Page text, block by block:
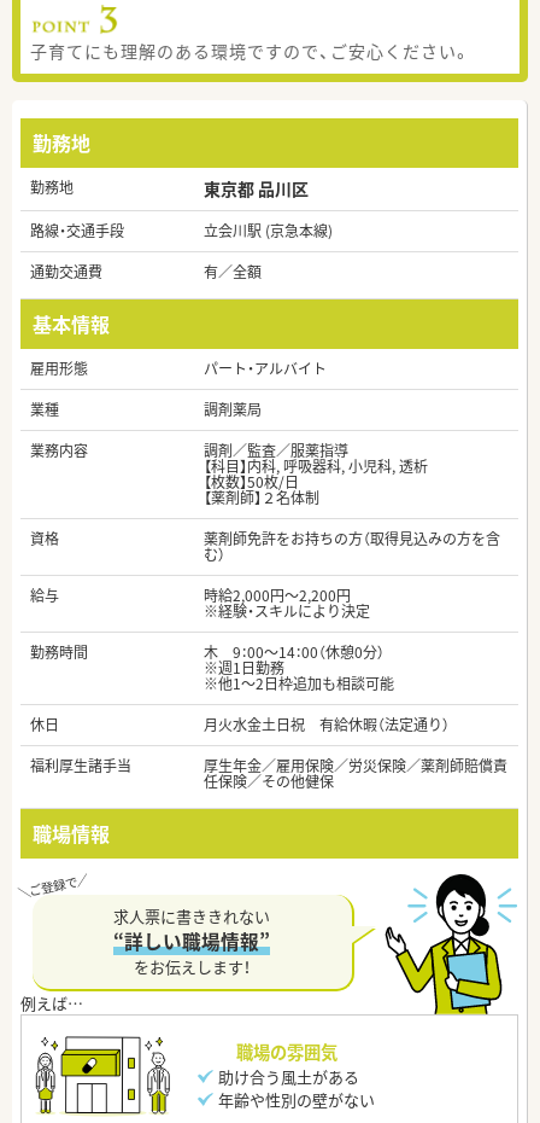
子育てにも理解のある環境ですので、ご安心ください。
勤務地
勤務地 東京都 品川区
路線・交通手段
立会川駅 (京急本線)
通勤交通費
有／全額
基本情報
雇用形態
パート・アルバイト
業種
調剤薬局
業務内容
調剤／監査／服薬指導
【科目】内科, 呼吸器科, 小児科, 透析
【枚数】50枚/日
【薬剤師】２名体制
資格
薬剤師免許をお持ちの方（取得見込みの方を含
む）
給与
時給2,000円～2,200円
※経験・スキルにより決定
勤務時間
木 9：00～14：00（休憩0分）
※週1日勤務
※他1～2日枠追加も相談可能
休日
月火水金土日祝 有給休暇（法定通り）
福利厚生諸手当
厚生年金／雇用保険／労災保険／薬剤師賠償責
任保険／その他健保
職場情報
求人票に書ききれない
“詳しい職場情報”
をお伝えします！
職場の雰囲気
助け合う風土がある
年齢や性別の壁がない